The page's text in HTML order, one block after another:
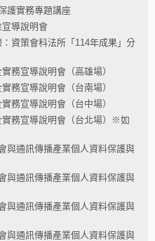
護實務專題講座
導說明會
：資策會科法所「114年成果」分
務宣導說明會（高雄場）
務宣導說明會（台南場）
務宣導說明會（台中場）
務宣導說明會（台北場）※如
與通訊傳播產業個人資料保護與
與通訊傳播產業個人資料保護與
與通訊傳播產業個人資料保護與
與通訊傳播產業個人資料保護與